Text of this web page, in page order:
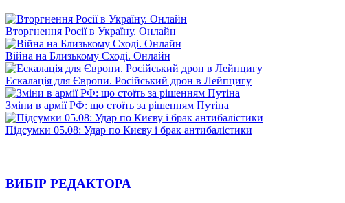
Вторгнення Росії в Україну. Онлайн
Війна на Близькому Сході. Онлайн
Ескалація для Європи. Російський дрон в Лейпцигу
Зміни в армії РФ: що стоїть за рішенням Путіна
Підсумки 05.08: Удар по Києву і брак антибалістики
ВИБІР РЕДАКТОРА